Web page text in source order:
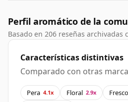
Perfil aromático de la
Basado en 206 reseñas
Características distintivas
Comparado con otras
Pera 4.1x Floral 2.9x Fresco